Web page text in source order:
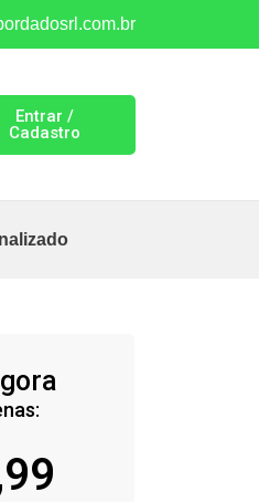
Entrar /
Cadastro